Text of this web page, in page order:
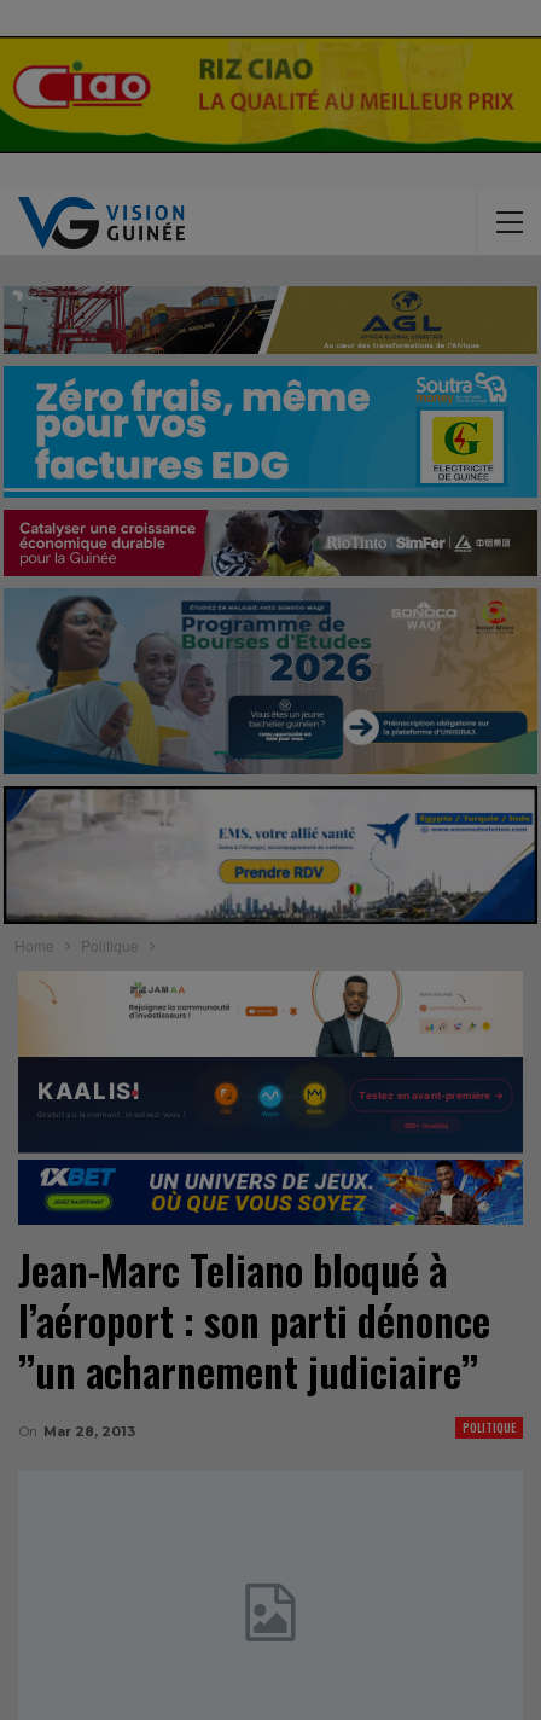
Home Politique
Jean-Marc Teliano bloqué à
l’aéroport : son parti dénonce
’’un acharnement judiciaire’’
POLITIQUE
On Mar 28, 2013